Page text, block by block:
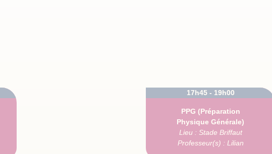
17h45 - 19h00
PPG (Préparation
Physique Générale)
Lieu : Stade Briffaut
Professeur(s) : Lilian